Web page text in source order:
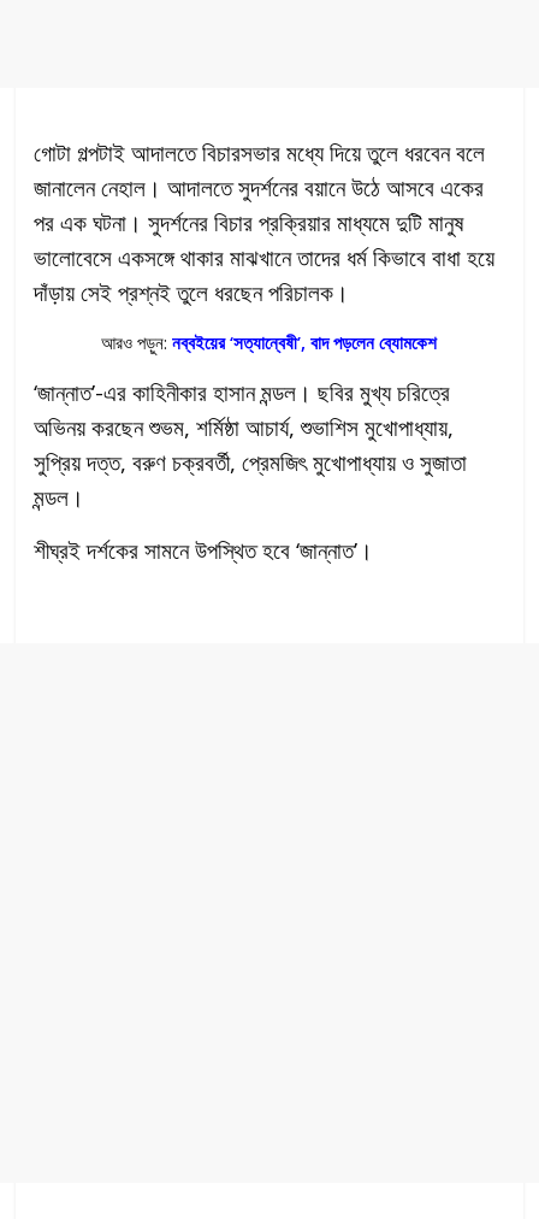
গোটা গল্পটাই আদালতে বিচারসভার মধ্যে দিয়ে তুলে ধরবেন বলে
জানালেন নেহাল। আদালতে সুদর্শনের বয়ানে উঠে আসবে একের
পর এক ঘটনা। সুদর্শনের বিচার প্রক্রিয়ার মাধ্যমে দুটি মানুষ
ভালোবেসে একসঙ্গে থাকার মাঝখানে তাদের ধর্ম কিভাবে বাধা হয়ে
দাঁড়ায় সেই প্রশ্নই তুলে ধরছেন পরিচালক।
আরও পড়ুন:নব্বইয়ের ‘সত্যান্বেষী’, বাদ পড়লেন ব্যোমকেশ
‘জান্নাত’-এর কাহিনীকার হাসান মন্ডল। ছবির মুখ্য চরিত্রে
অভিনয় করছেন শুভম, শর্মিষ্ঠা আচার্য, শুভাশিস মুখোপাধ্যায়,
সুপ্রিয় দত্ত, বরুণ চক্রবর্তী, প্রেমজিৎ মুখোপাধ্যায় ও সুজাতা
মন্ডল।
শীঘ্রই দর্শকের সামনে উপস্থিত হবে ‘জান্নাত’।